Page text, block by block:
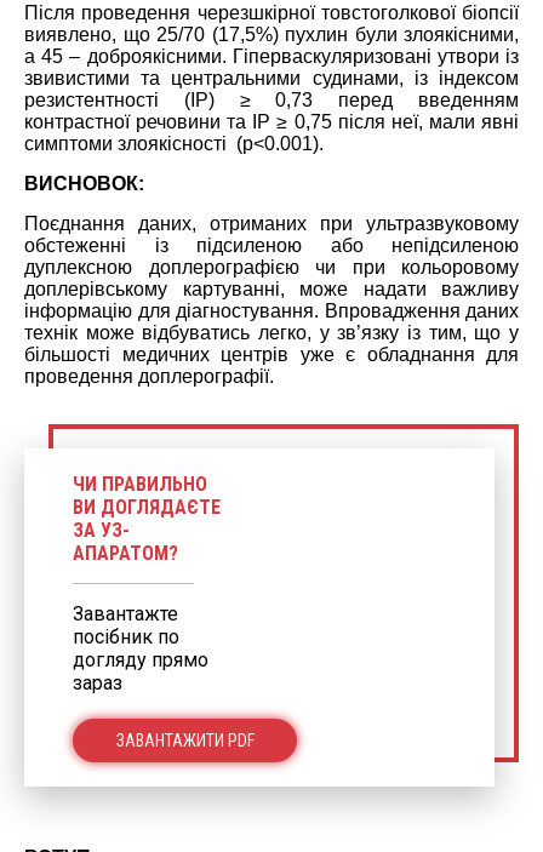
Після проведення черезшкірної товстоголкової біопсії
виявлено, що 25/70 (17,5%) пухлин були злоякісними,
а 45 – доброякісними. Гіперваскуляризовані утвори із
звивистими та центральними судинами, із індексом
резистентності (ІР) ≥ 0,73 перед введенням
контрастної речовини та ІР ≥ 0,75 після неї, мали явні
симптоми злоякісності (p<0.001).
ВИСНОВОК:
Поєднання даних, отриманих при ультразвуковому
обстеженні із підсиленою або непідсиленою
дуплексною доплерографією чи при кольоровому
доплерівському картуванні, може надати важливу
інформацію для діагностування. Впровадження даних
технік може відбуватись легко, у зв’язку із тим, що у
більшості медичних центрів уже є обладнання для
проведення доплерографії.
ЧИ ПРАВИЛЬНО
ВИ ДОГЛЯДАЄТЕ
ЗА УЗ-
АПАРАТОМ?
Завантажте
посібник по
догляду прямо
зараз
ЗАВАНТАЖИТИ PDF